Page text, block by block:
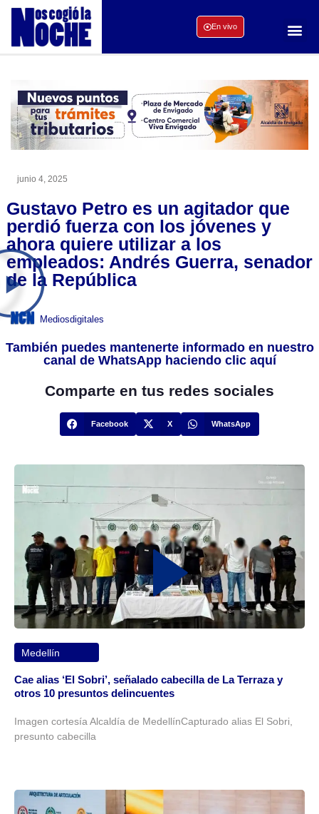
En vivo
junio 4, 2025
Gustavo Petro es un agitador que
perdió fuerza con los jóvenes y
ahora quiere utilizar a los
empleados: Andrés Guerra, senador
de la República
Mediosdigitales
También puedes mantenerte informado en nuestro
canal de WhatsApp haciendo clic aquí
Comparte en tus redes sociales
Facebook X WhatsApp
Medellín
Cae alias ‘El Sobri’, señalado cabecilla de La Terraza y
otros 10 presuntos delincuentes
Imagen cortesía Alcaldía de MedellínCapturado alias El Sobri,
presunto cabecilla